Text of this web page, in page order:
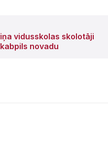
vidusskolas skolotāji
novadu